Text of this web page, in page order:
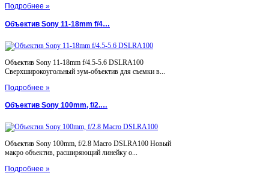
Подробнее »
Объектив Sony 11-18mm f/4…
Объектив Sony 11-18mm f/4.5-5.6 DSLRA100
Сверхширокоугольный зум-объектив для съемки в...
Подробнее »
Объектив Sony 100mm, f/2.…
Объектив Sony 100mm, f/2.8 Macro DSLRA100 Новый
макро объектив, расширяющий линейку о...
Подробнее »